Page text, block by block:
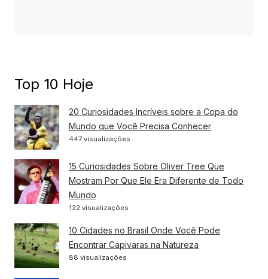
Top 10 Hoje
20 Curiosidades Incríveis sobre a Copa do
Mundo que Você Precisa Conhecer
447 visualizações
15 Curiosidades Sobre Oliver Tree Que
Mostram Por Que Ele Era Diferente de Todo
Mundo
122 visualizações
10 Cidades no Brasil Onde Você Pode
Encontrar Capivaras na Natureza
88 visualizações